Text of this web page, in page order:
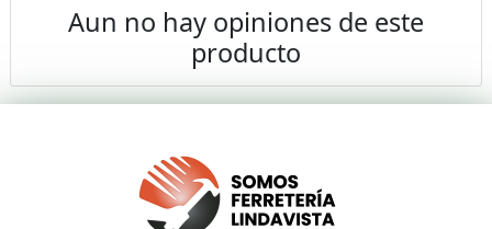
Aun no hay opiniones de este
producto